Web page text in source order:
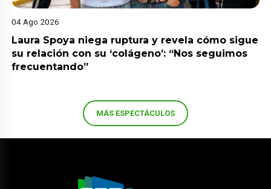
04 Ago 2026
Laura Spoya niega ruptura y revela cómo sigue
su relación con su ‘colágeno’: “Nos seguimos
frecuentando”
MÁS ESPECTÁCULOS